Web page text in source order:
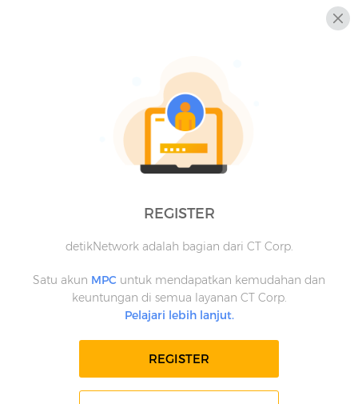
REGISTER
detikNetwork adalah bagian dari CT Corp.
Satu akun MPC untuk mendapatkan kemudahan dan
keuntungan di semua layanan CT Corp.
Pelajari lebih lanjut.
REGISTER